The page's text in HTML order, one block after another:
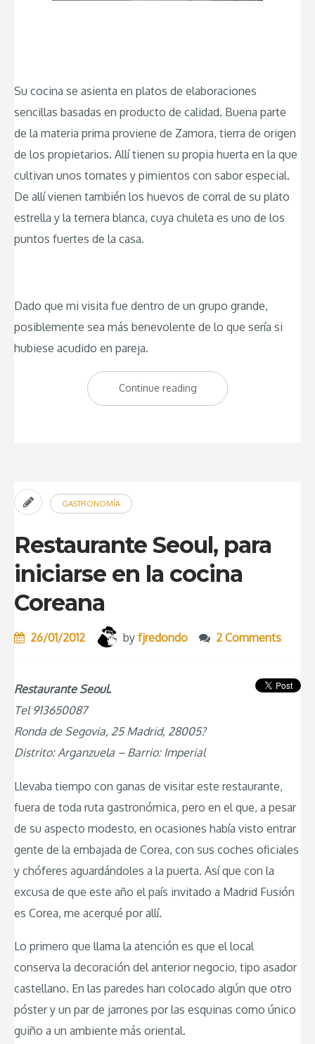
Su cocina se asienta en platos de elaboraciones
sencillas basadas en producto de calidad. Buena parte
de la materia prima proviene de Zamora, tierra de origen
de los propietarios. Allí tienen su propia huerta en la que
cultivan unos tomates y pimientos con sabor especial.
De allí vienen también los huevos de corral de su plato
estrella y la ternera blanca, cuya chuleta es uno de los
puntos fuertes de la casa.
Dado que mi visita fue dentro de un grupo grande,
posiblemente sea más benevolente de lo que sería si
hubiese acudido en pareja.
Continue reading “Restaurante
El
copas”
GASTRONOMÍA
Restaurante Seoul, para
iniciarse en la cocina
Coreana
26/01/2012 by fjredondo 2 Comments
Restaurante Seoul.
Tel 913650087
Ronda de Segovia, 25 Madrid, 28005?
Distrito: Arganzuela – Barrio: Imperial
Llevaba tiempo con ganas de visitar este restaurante,
fuera de toda ruta gastronómica, pero en el que, a pesar
de su aspecto modesto, en ocasiones había visto entrar
gente de la embajada de Corea, con sus coches oficiales
y chóferes aguardándoles a la puerta. Así que con la
excusa de que este año el país invitado a Madrid Fusión
es Corea, me acerqué por allí.
Lo primero que llama la atención es que el local
conserva la decoración del anterior negocio, tipo asador
castellano. En las paredes han colocado algún que otro
póster y un par de jarrones por las esquinas como único
guiño a un ambiente más oriental.